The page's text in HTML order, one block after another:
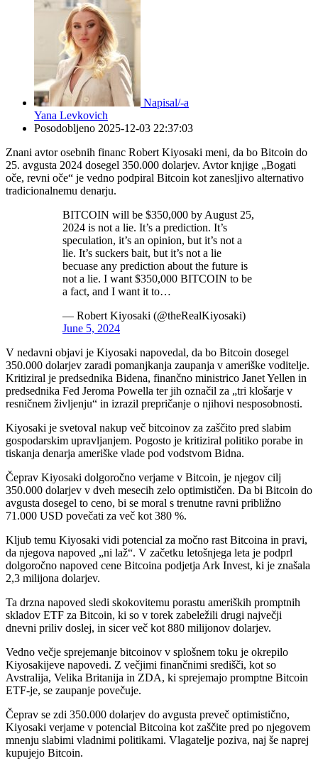
Napisal/-a
Yana Levkovich
Posodobljeno 2025-12-03 22:37:03
Znani avtor osebnih financ Robert Kiyosaki meni, da bo Bitcoin do
25. avgusta 2024 dosegel 350.000 dolarjev. Avtor knjige „Bogati
oče, revni oče“ je vedno podpiral Bitcoin kot zanesljivo alternativo
tradicionalnemu denarju.
BITCOIN will be $350,000 by August 25,
2024 is not a lie. It’s a prediction. It’s
speculation, it’s an opinion, but it’s not a
lie. It’s suckers bait, but it’s not a lie
becuase any prediction about the future is
not a lie. I want $350,000 BITCOIN to be
a fact, and I want it to…
— Robert Kiyosaki (@theRealKiyosaki)
June 5, 2024
V nedavni objavi je Kiyosaki napovedal, da bo Bitcoin dosegel
350.000 dolarjev zaradi pomanjkanja zaupanja v ameriške voditelje.
Kritiziral je predsednika Bidena, finančno ministrico Janet Yellen in
predsednika Fed Jeroma Powella ter jih označil za „tri klošarje v
resničnem življenju“ in izrazil prepričanje o njihovi nesposobnosti.
Kiyosaki je svetoval nakup več bitcoinov za zaščito pred slabim
gospodarskim upravljanjem. Pogosto je kritiziral politiko porabe in
tiskanja denarja ameriške vlade pod vodstvom Bidna.
Čeprav Kiyosaki dolgoročno verjame v Bitcoin, je njegov cilj
350.000 dolarjev v dveh mesecih zelo optimističen. Da bi Bitcoin do
avgusta dosegel to ceno, bi se moral s trenutne ravni približno
71.000 USD povečati za več kot 380 %.
Kljub temu Kiyosaki vidi potencial za močno rast Bitcoina in pravi,
da njegova napoved „ni laž“. V začetku letošnjega leta je podprl
dolgoročno napoved cene Bitcoina podjetja Ark Invest, ki je znašala
2,3 milijona dolarjev.
Ta drzna napoved sledi skokovitemu porastu ameriških promptnih
skladov ETF za Bitcoin, ki so v torek zabeležili drugi največji
dnevni priliv doslej, in sicer več kot 880 milijonov dolarjev.
Vedno večje sprejemanje bitcoinov v splošnem toku je okrepilo
Kiyosakijeve napovedi. Z večjimi finančnimi središči, kot so
Avstralija, Velika Britanija in ZDA, ki sprejemajo promptne Bitcoin
ETF-je, se zaupanje povečuje.
Čeprav se zdi 350.000 dolarjev do avgusta preveč optimistično,
Kiyosaki verjame v potencial Bitcoina kot zaščite pred po njegovem
mnenju slabimi vladnimi politikami. Vlagatelje poziva, naj še naprej
kupujejo Bitcoin.